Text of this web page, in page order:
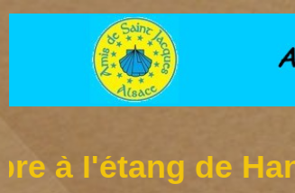
de